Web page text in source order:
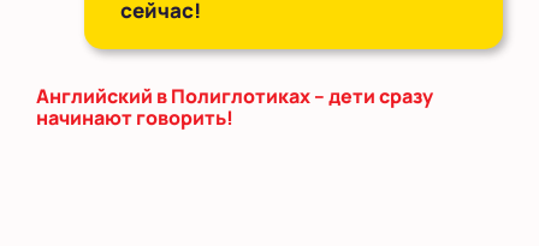
сейчас!
Английский в Полиглотиках – дети сразу
начинают говорить!